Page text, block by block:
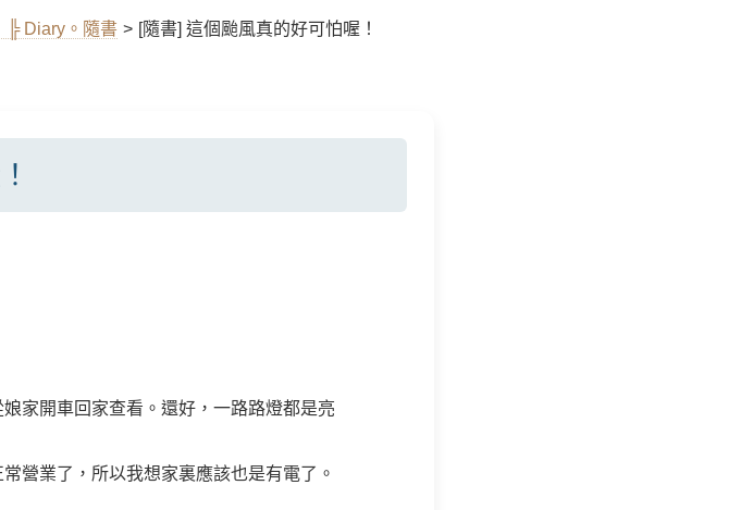
╠ Diary。隨書 > [隨書] 這個颱風真的好可怕喔！
家開車回家查看。還好，一路路燈都是亮
營業了，所以我想家裏應該也是有電了。